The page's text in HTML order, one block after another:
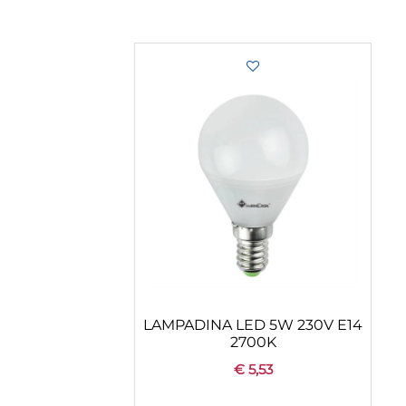
Quantità
LAMPADINA LED 5W 230V E14
2700K
€ 5,53